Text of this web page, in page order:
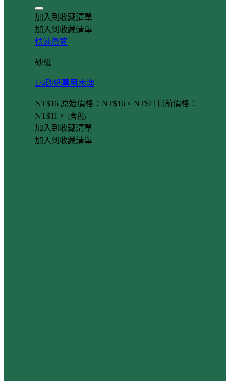
加入到收藏清單
加入到收藏清單
快速瀏覽
砂紙
1/4砂紙專用木塊
NT$16 原始價格：NT$16。 NT$11 目前價格：
NT$11。 (含稅)
加入到收藏清單
加入到收藏清單